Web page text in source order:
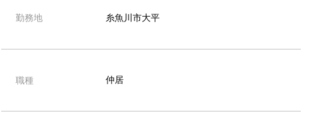
勤務地 糸魚川市大平
職種 仲居